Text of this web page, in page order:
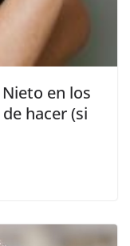
en los
hacer (si